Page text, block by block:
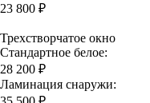
23 800 ₽
Трехстворчатое окно
Стандартное белое:
28 200 ₽
Ламинация снаружи: